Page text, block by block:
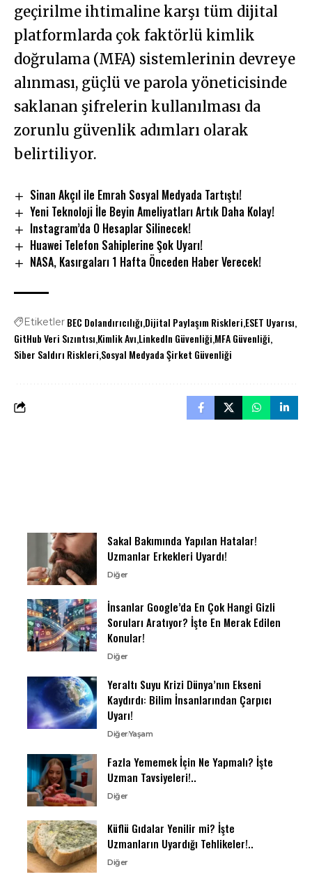
geçirilme ihtimaline karşı tüm dijital
platformlarda çok faktörlü kimlik
doğrulama (MFA) sistemlerinin devreye
alınması, güçlü ve parola yöneticisinde
saklanan şifrelerin kullanılması da
zorunlu güvenlik adımları olarak
belirtiliyor.
Sinan Akçıl ile Emrah Sosyal Medyada Tartıştı!
Yeni Teknoloji İle Beyin Ameliyatları Artık Daha Kolay!
Instagram’da O Hesaplar Silinecek!
Huawei Telefon Sahiplerine Şok Uyarı!
NASA, Kasırgaları 1 Hafta Önceden Haber Verecek!
Etiketler BEC Dolandırıcılığı Dijital Paylaşım Riskleri ESET Uyarısı
GitHub Veri Sızıntısı Kimlik Avı LinkedIn Güvenliği MFA Güvenliği
Siber Saldırı Riskleri Sosyal Medyada Şirket Güvenliği
Sakal Bakımında Yapılan Hatalar!
Uzmanlar Erkekleri Uyardı!
Diğer
İnsanlar Google’da En Çok Hangi Gizli
Soruları Aratıyor? İşte En Merak Edilen
Konular!
Diğer
Yeraltı Suyu Krizi Dünya’nın Ekseni
Kaydırdı: Bilim İnsanlarından Çarpıcı
Uyarı!
DiğerYaşam
Fazla Yememek İçin Ne Yapmalı? İşte
Uzman Tavsiyeleri!..
Diğer
Küflü Gıdalar Yenilir mi? İşte
Uzmanların Uyardığı Tehlikeler!..
Diğer